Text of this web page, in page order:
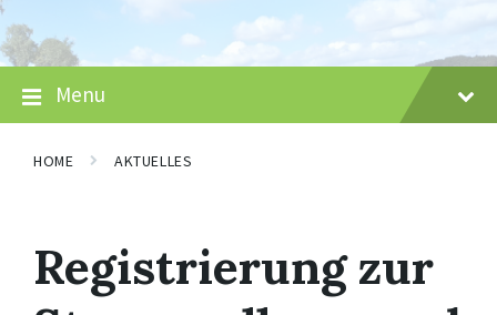
Skip
to
content
Skip
to
main
navigation
Skip
to
footer
Menu
HOME AKTUELLES
Registrierung zur